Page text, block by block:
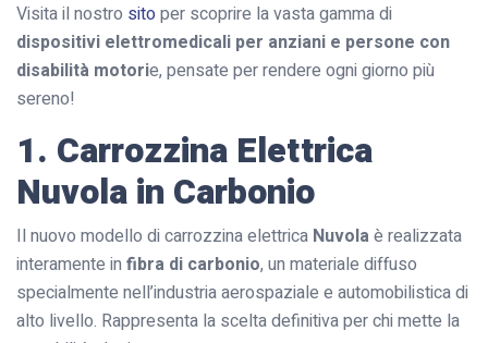
Visita il nostro sitoper scoprire la vasta gamma di
dispositivi elettromedicali per anziani e persone con
disabilità motorie, pensate per rendere ogni giorno più
sereno!
1. Carrozzina Elettrica
Nuvola in Carbonio
Il nuovo modello di carrozzina elettrica Nuvolaè realizzata
interamente in fibra di carbonio, un materiale diffuso
specialmente nell’industria aerospaziale e automobilistica di
alto livello. Rappresenta la scelta definitiva per chi mette la